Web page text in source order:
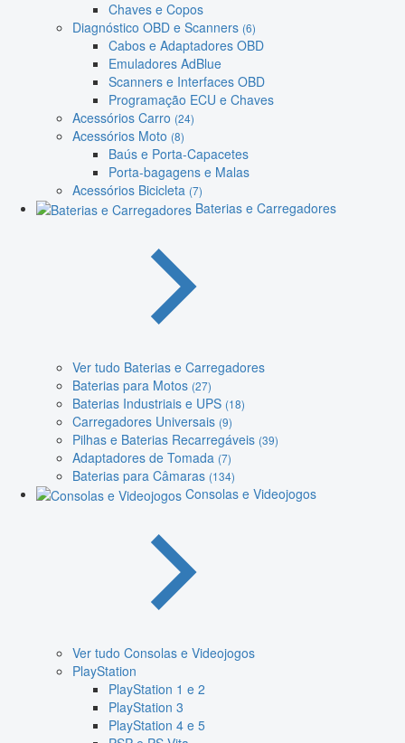
Chaves e Copos
Diagnóstico OBD e Scanners (6)
Cabos e Adaptadores OBD
Emuladores AdBlue
Scanners e Interfaces OBD
Programação ECU e Chaves
Acessórios Carro (24)
Acessórios Moto (8)
Baús e Porta-Capacetes
Porta-bagagens e Malas
Acessórios Bicicleta (7)
Baterias e Carregadores
Ver tudo Baterias e Carregadores
Baterias para Motos (27)
Baterias Industriais e UPS (18)
Carregadores Universais (9)
Pilhas e Baterias Recarregáveis (39)
Adaptadores de Tomada (7)
Baterias para Câmaras (134)
Consolas e Videojogos
Ver tudo Consolas e Videojogos
PlayStation
PlayStation 1 e 2
PlayStation 3
PlayStation 4 e 5